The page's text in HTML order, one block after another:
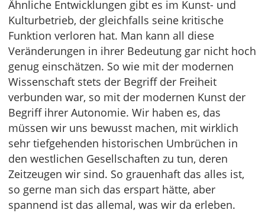
Ähnliche Entwicklungen gibt es im Kunst- und
Kulturbetrieb, der gleichfalls seine kritische
Funktion verloren hat. Man kann all diese
Veränderungen in ihrer Bedeutung gar nicht hoch
genug einschätzen. So wie mit der modernen
Wissenschaft stets der Begriff der Freiheit
verbunden war, so mit der modernen Kunst der
Begriff ihrer Autonomie. Wir haben es, das
müssen wir uns bewusst machen, mit wirklich
sehr tiefgehenden historischen Umbrüchen in
den westlichen Gesellschaften zu tun, deren
Zeitzeugen wir sind. So grauenhaft das alles ist,
so gerne man sich das erspart hätte, aber
spannend ist das allemal, was wir da erleben.